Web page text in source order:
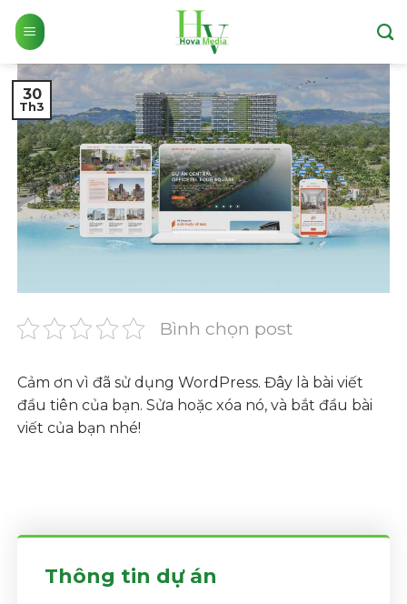
Skip
content
30
Th3
Bình chọn post
Cảm ơn vì đã sử dụng WordPress. Đây là bài viết
đầu tiên của bạn. Sửa hoặc xóa nó, và bắt đầu bài
viết của bạn nhé!
Thông tin dự án